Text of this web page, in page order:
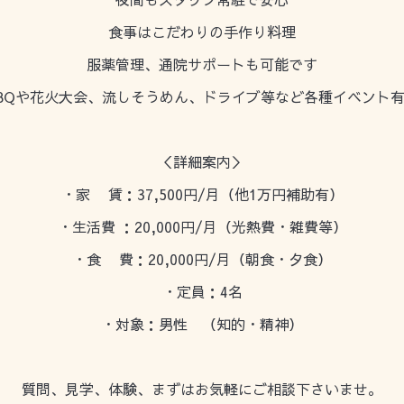
食事はこだわりの手作り料理
服薬管理、通院サポートも可能です
や花火大会、流しそうめん、ドライブ等など各種イベント
＜詳細案内＞
・家 賃：37,500円/月（他1万円補助有）
・生活費 ：20,000円/月（光熱費・雑費等）
・食 費：20,000円/月（朝食・夕食）
・定員：4名
・対象：男性 （知的・精神）
質問、見学、体験、まずはお気軽にご相談下さいませ。